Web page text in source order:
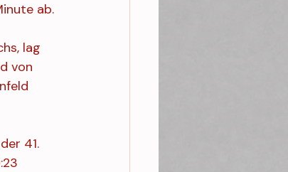
ab.
lag
von
41.